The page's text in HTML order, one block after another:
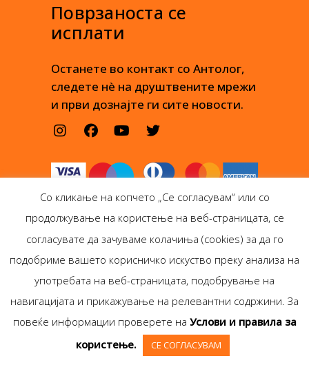
Поврзаноста се
исплати
Останете во контакт со Антолог,
следете нè на друштвените мрежи
и први дознајте ги сите новости.
Антолог Боокс дооел
Copyright © Antolog
Books 1999-2020
Со кликање на копчето „Се согласувам“ или со
продолжување на користење на веб-страницата, се
согласувате да зачуваме колачиња (cookies) за да го
подобриме вашето корисничко искуство преку анализа на
употребата на веб-страницата, подобрување на
навигацијата и прикажување на релевантни содржини. За
повеќе информации проверете на Услови и правила за
користење.
СЕ СОГЛАСУВАМ